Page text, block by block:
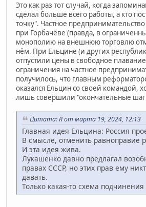
Это как раз тот случай, когда
сделал больше всего работы, а кто
точку". Частное
при Горбачёве (правда, в
монополию на внешнюю торговлю
нём. При Ельцине (и других
отпустили цены в свободное
ограничения на частное
получилось, что главным
оказался Ельцин со своей командой,
лишь совершили "окончательные
Цитата: R от марта 19, 2024, 12:13
Главная идея Ельцина: Россия
В смысле, отменить равноправие
И эта идея жива.
Лукашенко давно предлагал
правах СССР, но этих прав ему
давать.
Только какая-то схема подчинения